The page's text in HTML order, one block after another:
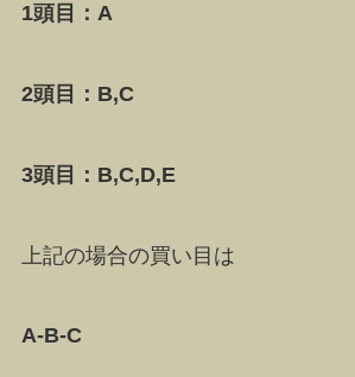
1頭目：A
2頭目：B,C
3頭目：B,C,D,E
上記の場合の買い目は
A-B-C